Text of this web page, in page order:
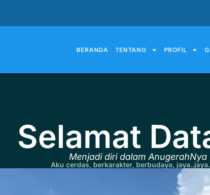
BERANDA TENTANG PROFIL
Selamat
Menjadi diri dalam AnugerahNya
Aku cerdas, berkarakter, berbudaya,